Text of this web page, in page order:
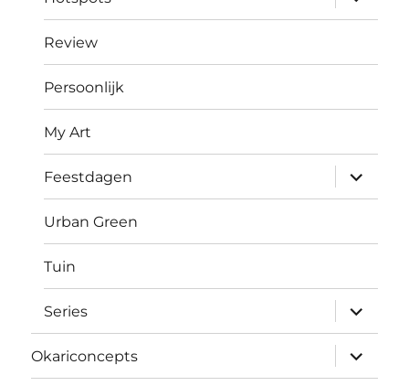
Review
Persoonlijk
My Art
Feestdagen
Urban Green
Tuin
Series
Okariconcepts